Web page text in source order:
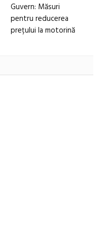
Guvern: Măsuri
pentru reducerea
prețului la motorină